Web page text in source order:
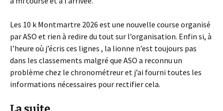
Les 10 k Montmartre 2026 est une nouvelle course organisé
par ASO et rien à redire du tout sur l’organisation. Enfin si, à
l’heure où j’écris ces lignes , la lionne n’est toujours pas
dans les classements malgré que ASO a reconnu un
problème chez le chronométreur et j’ai fourni toutes les
informations nécessaires pour rectifier cela.